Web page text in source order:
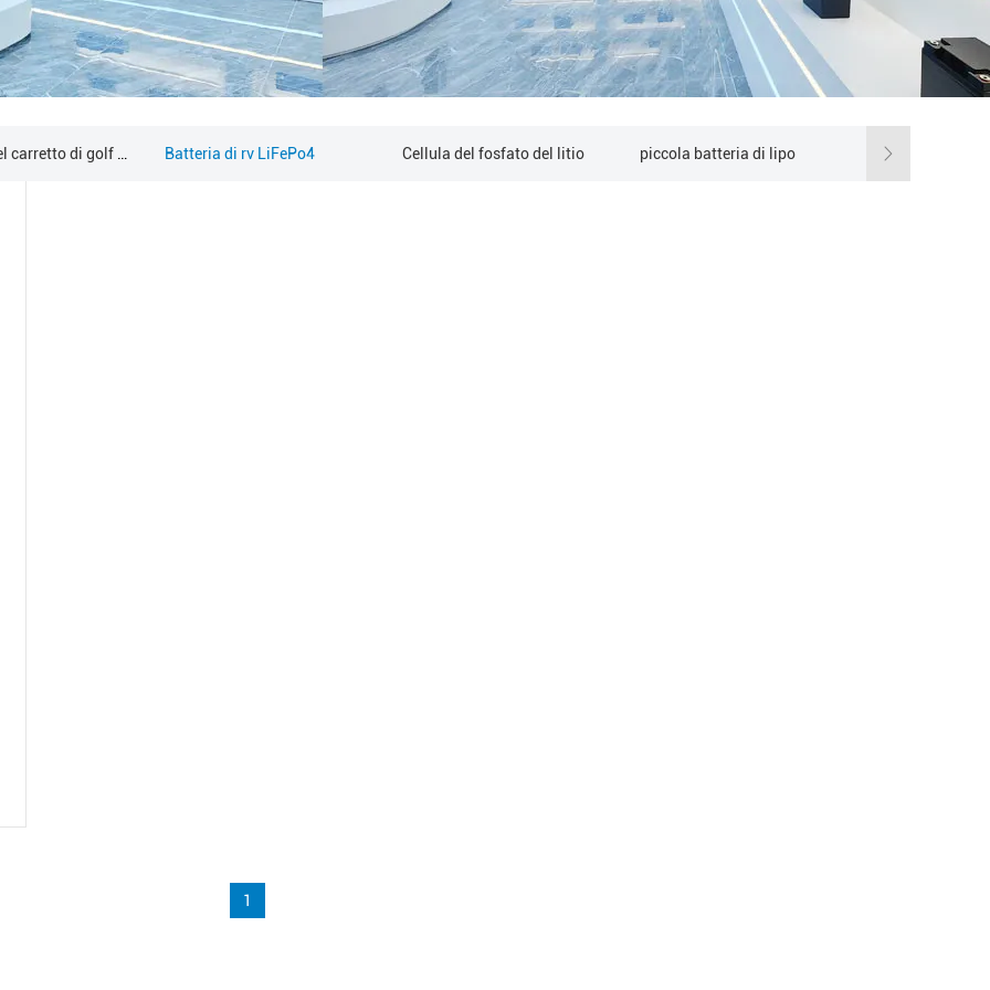
Batteria del carretto di golf Lifepo4 Batteria di rv LiFePo4 Cellula del fosfato del litio piccola batteria di lipo
1